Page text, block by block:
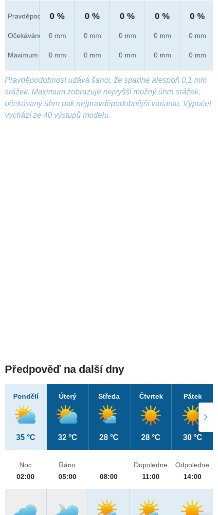
Pravděpod.
Očekáváno
Maximum
0 %
0 mm
0 mm
0 %
0 mm
0 mm
0 %
0 mm
0 mm
0 %
0 mm
0 mm
0 %
0 mm
0 mm
Pravděpodobnost udává šanci, že spadne alespoň 0,1 mm
srážek. Maximum zobrazuje nejvyšší možný úhrn srážek,
očekávaný úhrn pak nejpravděpodobnější variantu. Výpočet
vychází ze 40 výstupů modelu.
Předpověď na další dny
Pondělí
35 °C
Úterý
32 °C
Středa
28 °C
Čtvrtek
28 °C
Pátek
30 °C
Noc
02:00
Ráno
05:00
08:00
Dopoledne
11:00
Odpoledne
14:00